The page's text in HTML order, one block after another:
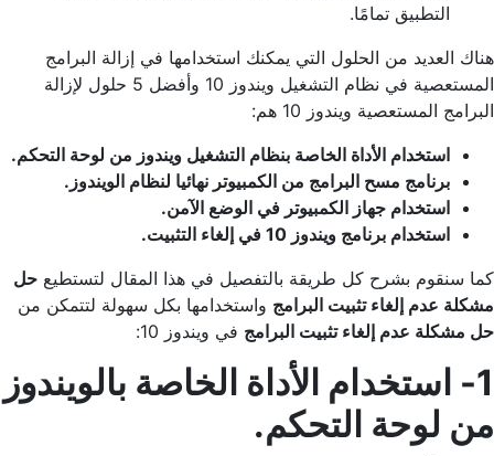
التطبيق تمامًا.
هناك العديد من الحلول التي يمكنك استخدامها في إزالة البرامج
المستعصية في نظام التشغيل ويندوز 10 وأفضل 5 حلول لإزالة
البرامج المستعصية ويندوز 10 هم:
استخدام الأداة الخاصة بنظام التشغيل ويندوز من لوحة التحكم.
برنامج مسح البرامج من الكمبيوتر نهائيا لنظام الويندوز.
استخدام جهاز الكمبيوتر في الوضع الآمن.
استخدام برنامج ويندوز 10 في إلغاء التثبيت.
كما سنقوم بشرح كل طريقة بالتفصيل في هذا المقال لتستطيع حل
مشكلة عدم إلغاء تثبيت البرامج واستخدامها بكل سهولة لتتمكن من
حل مشكلة عدم إلغاء تثبيت البرامج في ويندوز 10:
1- استخدام الأداة الخاصة بالويندوز
من لوحة التحكم.